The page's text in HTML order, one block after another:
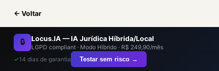
← Voltar
🔒 Locus.IA — IA Jurídica Híbrida/Local
LGPD compliant · Modo Híbrido · R$ 249,90/mês
✓14 dias de garantia Testar sem risco →